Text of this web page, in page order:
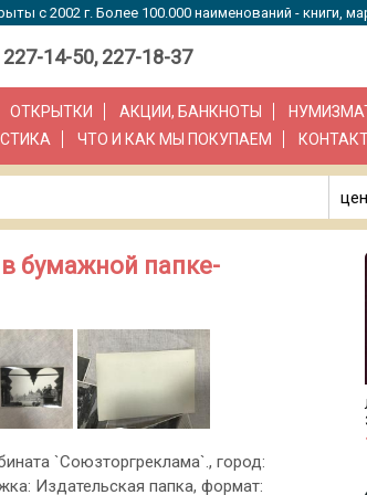
с 2002 г. Более 100.000 наименований - книги,
14-50, 227-18-37
ОТКРЫТКИ АКЦИИ, БАНКНОТЫ
ЧТО И КАК МЫ ПОКУПАЕМ
бумажной папке-
`Союзторгреклама`., город:
Издательская папка, формат: